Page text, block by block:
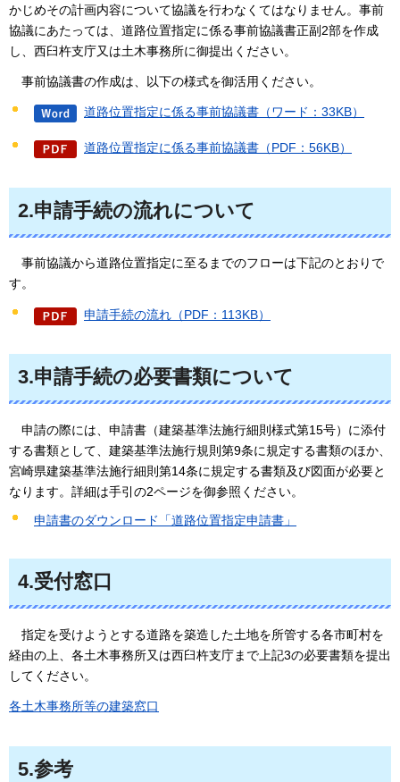
かじめその計画内容について協議を行わなくてはなりません。 事前
協議にあたっては、道路位置指定に係る事前協議書正副2部を作成
し、西臼杵支庁又は土木事務所に御提出ください。
事前協議書の作成は、以下の様式を御活用ください。
道路位置指定に係る事前協議書（ワード：33KB）
道路位置指定に係る事前協議書（PDF：56KB）
2.申請手続の流れについて
事前協議から道路位置指定に至るまでのフローは下記のとおりで
す。
申請手続の流れ（PDF：113KB）
3.申請手続の必要書類について
申請の際には、 申請書（建築基準法施行細則様式第15号）に添付
する書類として、建築基準法施行規則第9条に規定する書類のほか、
宮崎県建築基準法施行細則第14条に規定する書類及び図面が必要と
なります。詳細は手引の2ページを御参照ください。
申請書のダウンロード「道路位置指定申請書」
4.受付窓口
指定を受けようとする道路を築造した土地を所管する各市町村を
経由の上、各土木事務所又は西臼杵支庁まで上記3の必要書類を提出
してください。
各土木事務所等の建築窓口
5.参考